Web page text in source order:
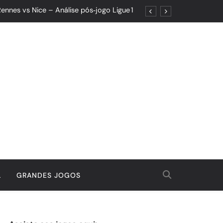
vs Nice – Análise pós‑jogo Ligue 1
o Resultado Esconde o Progresso
Que Nasceu da Garra e do Controle
Um Jogo de Controle e Maturidade
o Resultado Esconde o Progresso
GRANDES JOGOS